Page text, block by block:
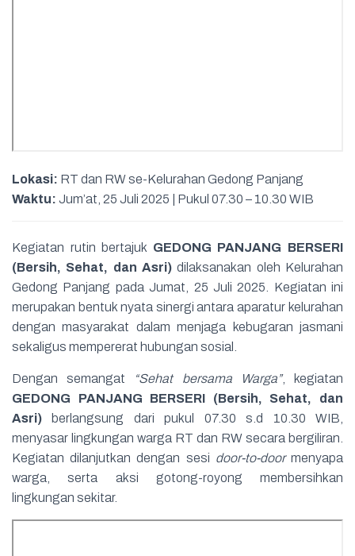
Lokasi: RT dan RW se-Kelurahan Gedong Panjang
Waktu: Jum’at, 25 Juli 2025 | Pukul 07.30 – 10.30 WIB
Kegiatan rutin bertajuk GEDONG PANJANG BERSERI
(Bersih, Sehat, dan Asri) dilaksanakan oleh Kelurahan
Gedong Panjang pada Jumat, 25 Juli 2025. Kegiatan ini
merupakan bentuk nyata sinergi antara aparatur kelurahan
dengan masyarakat dalam menjaga kebugaran jasmani
sekaligus mempererat hubungan sosial.
Dengan semangat “Sehat bersama Warga”, kegiatan
GEDONG PANJANG BERSERI (Bersih, Sehat, dan
Asri) berlangsung dari pukul 07.30 s.d 10.30 WIB,
menyasar lingkungan warga RT dan RW secara bergiliran.
Kegiatan dilanjutkan dengan sesi door-to-doormenyapa
warga, serta aksi gotong-royong membersihkan
lingkungan sekitar.